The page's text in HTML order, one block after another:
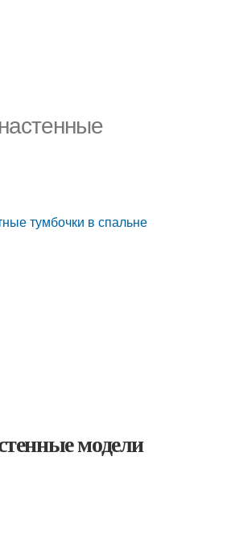
тумбочки в спальне
модели